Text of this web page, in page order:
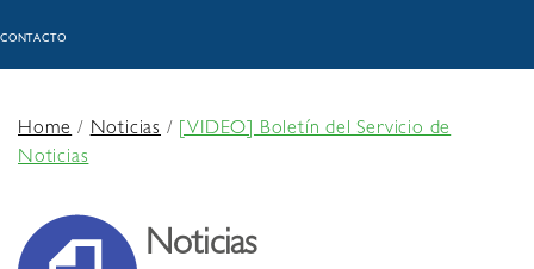
CONTACTO
Home/Noticias /
[VIDEO] Boletín del Servicio de
Noticias
Noticias